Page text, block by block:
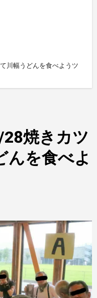
川幅うどんを食べようツ
28焼きカツ
んを食べよ